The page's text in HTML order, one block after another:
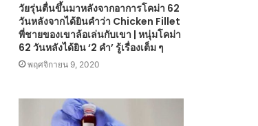
วัยรุ่นตื่นขึ้นมาหลังจากอาการโคม่า 62
วันหลังจากได้ยินคำว่า Chicken Fillet
พี่ชายของเขาล้อเล่นกับเขา | หนุ่มโคม่า
62 วันหลังได้ยิน ‘2 คำ’ รู้เรื่องเต็ม ๆ
พฤศจิกายน 9, 2020